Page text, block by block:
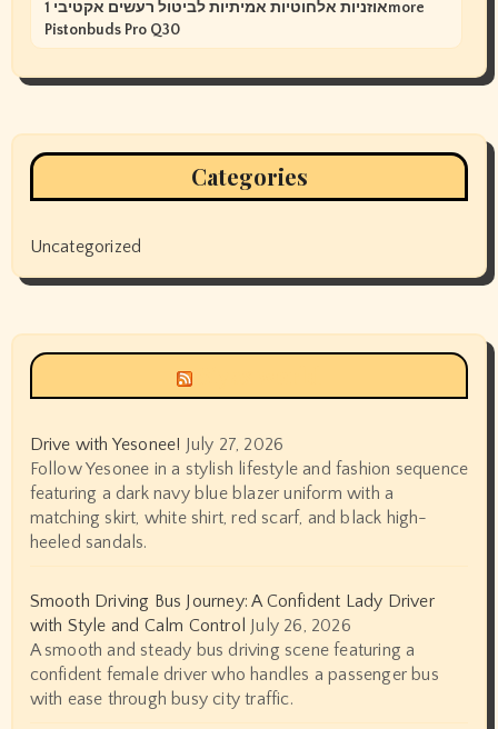
אוזניות אלחוטיות אמיתיות לביטול רעשים אקטיבי 1more
Pistonbuds Pro Q30
Categories
Uncategorized
Drive with Yesonee! July 27, 2026
Follow Yesonee in a stylish lifestyle and fashion sequence
featuring a dark navy blue blazer uniform with a
matching skirt, white shirt, red scarf, and black high-
heeled sandals.
Smooth Driving Bus Journey: A Confident Lady Driver
with Style and Calm Control July 26, 2026
A smooth and steady bus driving scene featuring a
confident female driver who handles a passenger bus
with ease through busy city traffic.